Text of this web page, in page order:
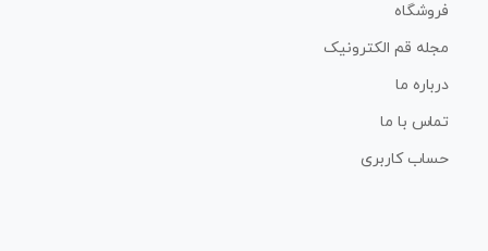
فروشگاه
مجله قم الکترونیک
درباره ما
تماس با ما
حساب کاربری